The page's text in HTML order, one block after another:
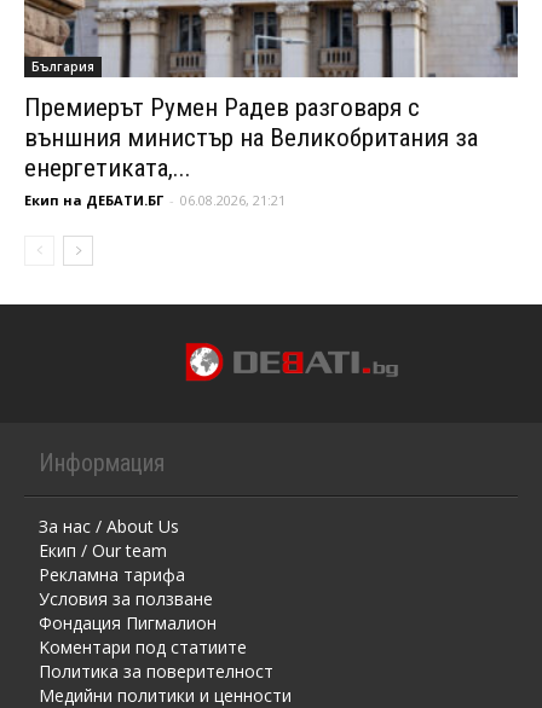
България
Премиерът Румен Радев разговаря с
външния министър на Великобритания за
енергетиката,...
Екип на ДЕБАТИ.БГ - 06.08.2026, 21:21
Информация
За нас / About Us
Екип / Our team
Рекламна тарифа
Условия за ползване
Фондация Пигмалион
Kоментaри под статиите
Политика за поверителност
Медийни политики и ценности